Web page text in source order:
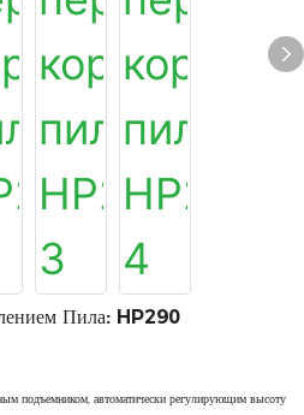
Пила: HP290
подъемником, автоматически регулирующим высоту